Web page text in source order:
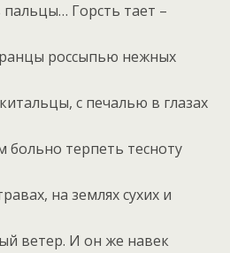
Горсть тает –
россыпью нежных
с печалью в глазах
терпеть тесноту
на землях сухих и
ветер. И он же навек